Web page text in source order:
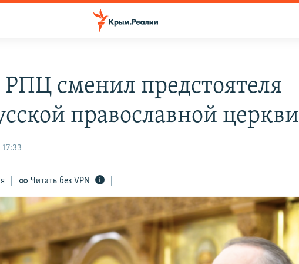
сменил предстоятеля
православной церкви
Читать без VPN